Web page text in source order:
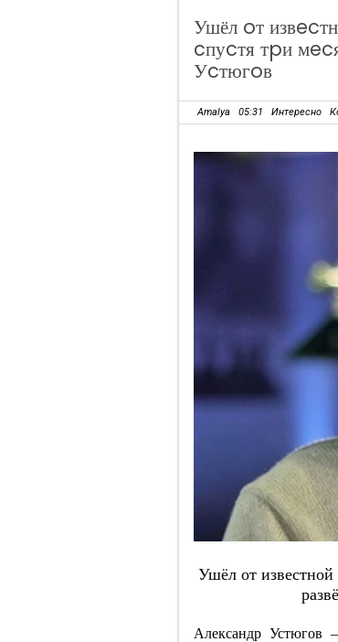
Ушёл oт
cпуcтя тpи
Уcтюгoв
Amalya 05:31 Интересно
Ушёл oт
Александр Устюгов